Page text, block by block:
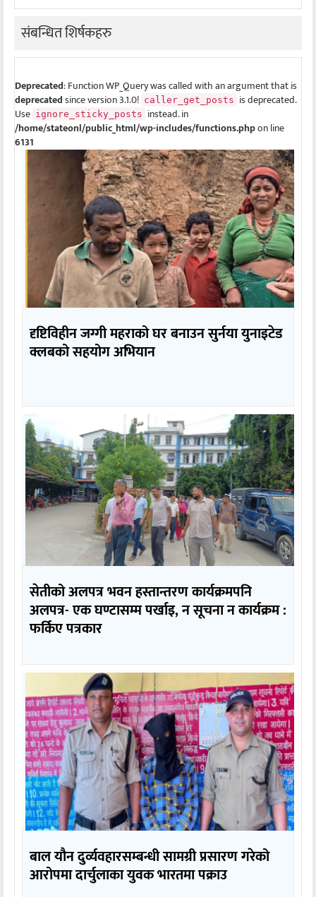
संबन्धित शिर्षकहरु
Deprecated: Function WP_Query was called with an argument that is
deprecatedsince version 3.1.0! caller_get_posts is deprecated.
Use ignore_sticky_posts instead. in
/home/stateonl/public_html/wp-includes/functions.phpon line
6131
दृष्टिविहीन जग्गी महराको घर बनाउन सुर्नया युनाइटेड
क्लबको सहयोग अभियान
सेतीको अलपत्र भवन हस्तान्तरण कार्यक्रमपनि
अलपत्र- एक घण्टासम्म पर्खाइ, न सूचना न कार्यक्रम :
फर्किए पत्रकार
बाल यौन दुर्व्यवहारसम्बन्धी सामग्री प्रसारण गरेको
आरोपमा दार्चुलाका युवक भारतमा पक्राउ